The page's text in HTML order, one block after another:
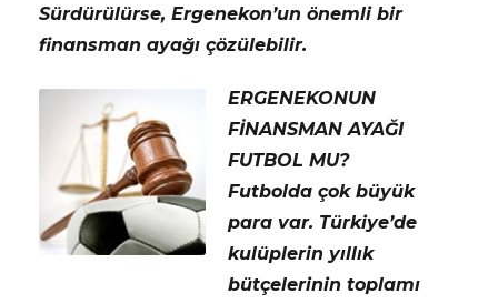
Sürdürülürse, Ergenekon’un önemli bir
finansman ayağı çözülebilir.
ERGENEKONUN
FİNANSMAN AYAĞI
FUTBOL MU?
Futbolda çok büyük
para var. Türkiye’de
kulüplerin yıllık
bütçelerinin toplamı